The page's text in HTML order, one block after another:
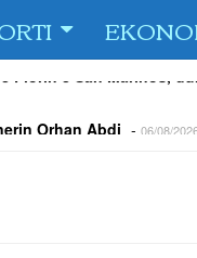
Fiorin e San Marinos,
këta lojtarë -06/08/2026